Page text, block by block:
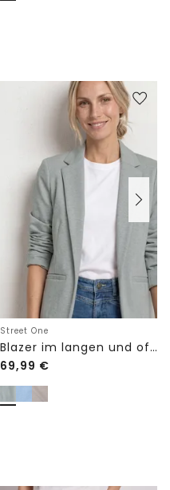
Street One
Blazer im langen und offenen Schnitt
69,99 €